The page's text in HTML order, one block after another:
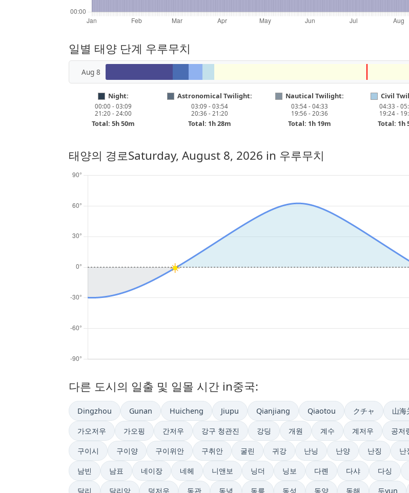
일별 태양 단계 우루무치
Aug 8
Night:
00:00 - 03:09
21:20 - 24:00
Total: 5h 50m
Astronomical Twilight:
03:09 - 03:54
20:36 - 21:20
Total: 1h 28m
Nautical Twilight:
03:54 - 04:33
19:56 - 20:36
Total: 1h 19m
Civil
04:33 -
19:24 -
Total: 1h
태양의 경로Saturday, August 8, 2026 in 우루무치
다른 도시의 일출 및 일몰 시간 in중국:
Dingzhou Gunan Huicheng Jiupu Qianjiang Qiaotou クチャ 山海
가오저우 가오핑 간저우 강구 청관진 강딩 개원 계수 계저우 공저
구이시 구이양 구이위안 구취안 굴린 귀강 난닝 난양 난징 난
남빈 남표 네이장 네헤 니앤보 닝더 닝보 다롄 다샤 다싱
달리 달리앙 덩저우 동관 동녕 동릉 동성 동양 동해 두yun